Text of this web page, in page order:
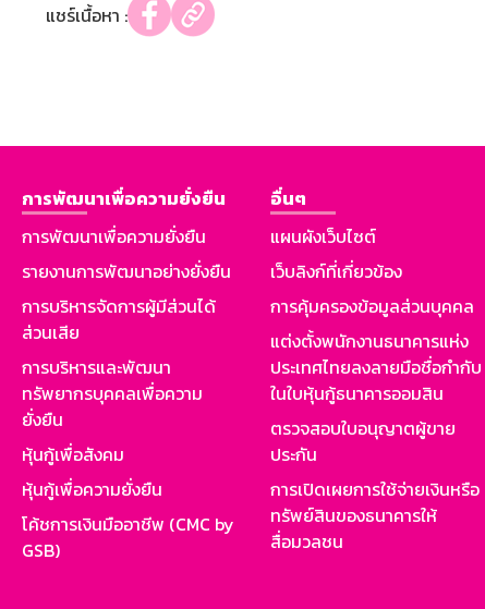
แชร์เนื้อหา :
การพัฒนาเพื่อความยั่งยืน
การพัฒนาเพื่อความยั่งยืน
รายงานการพัฒนาอย่างยั่งยืน
การบริหารจัดการผู้มีส่วนได้
ส่วนเสีย
การบริหารและพัฒนา
ทรัพยากรบุคคลเพื่อความ
ยั่งยืน
หุ้นกู้เพื่อสังคม
หุ้นกู้เพื่อความยั่งยืน
โค้ชการเงินมืออาชีพ (CMC by
GSB)
อื่นๆ
แผนผังเว็บไซต์
เว็บลิงก์ที่เกี่ยวข้อง
การคุ้มครองข้อมูลส่วนบุคคล
แต่งตั้งพนักงานธนาคารแห่ง
ประเทศไทยลงลายมือชื่อกำกับ
ในใบหุ้นกู้ธนาคารออมสิน
ตรวจสอบใบอนุญาตผู้ขาย
ประกัน
การเปิดเผยการใช้จ่ายเงินหรือ
ทรัพย์สินของธนาคารให้
สื่อมวลชน